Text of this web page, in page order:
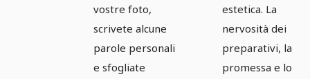
vostre foto,
scrivete alcune
parole personali
e sfogliate
estetica. La
nervosità dei
preparativi, la
promessa e lo